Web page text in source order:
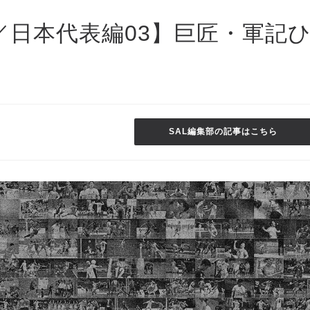
本代表編03】巨匠・軍記
SAL編集部の記事はこちら